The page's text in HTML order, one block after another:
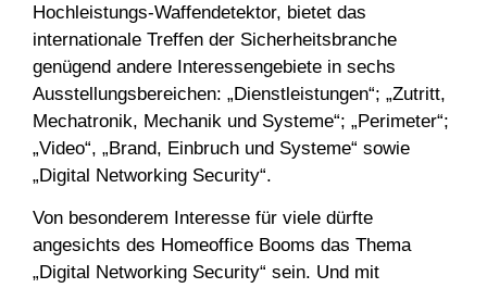
Hochleistungs-Waffendetektor, bietet das
internationale Treffen der Sicherheitsbranche
genügend andere Interessengebiete in sechs
Ausstellungsbereichen: „Dienstleistungen“; „Zutritt,
Mechatronik, Mechanik und Systeme“; „Perimeter“;
„Video“, „Brand, Einbruch und Systeme“ sowie
„Digital Networking Security“.
Von besonderem Interesse für viele dürfte
angesichts des Homeoffice Booms das Thema
„Digital Networking Security“ sein. Und mit